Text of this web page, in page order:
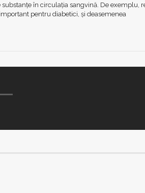
în circulația sangvină. De exemplu,
pentru diabetici, și deasemenea